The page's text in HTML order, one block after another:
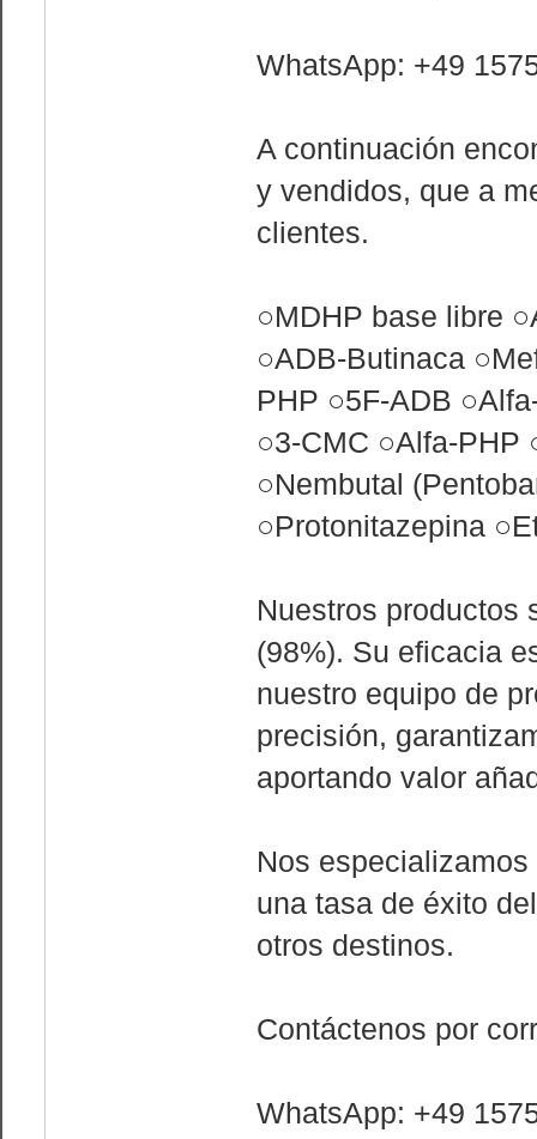
WhatsApp: +49
A continuación
y vendidos, que a
clientes.
○MDHP base libre
○ADB-Butinaca
PHP ○5F-ADB
○3-CMC ○Alfa-PHP
○Nembutal
○Protonitazepina
Nuestros productos
(98%). Su eficacia
nuestro equipo de
precisión,
aportando valor
Nos
una tasa de éxito
otros destinos.
Contáctenos por
WhatsApp: +49